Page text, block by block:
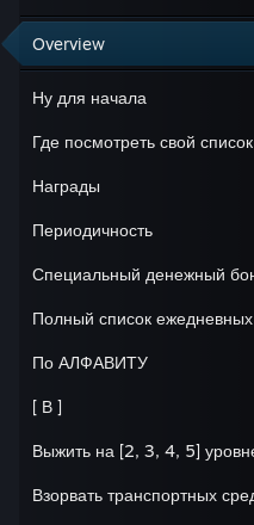
Overview
Ну для начала
Награды
Периодичность
Специальный денежный
По АЛФАВИТУ
[ В ]
Award
Ну для начала
Автор:Kesha_F1
http://
Ну для начала сразу понятно
вы здесь только потому что
задание. Что ж читайте
ежедневную миссию. Удачи.
Где посмотреть свой
Каждый день алгоритм R*
длинного списка 3 задания,
получить заслуженную